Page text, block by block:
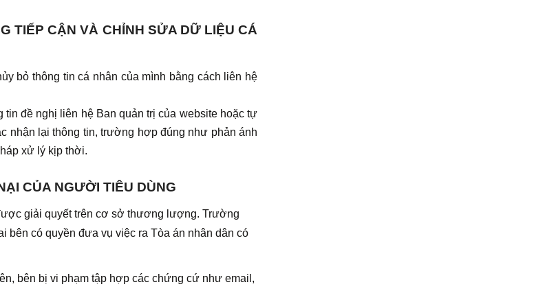
TIẾP CẬN VÀ CHỈNH SỬA DỮ LIỆU CÁ
bỏ thông tin cá nhân của mình bằng cách liên hệ
đề nghị liên hệ Ban quản trị của website hoặc tự
nhận lại thông tin, trường hợp đúng như phản ánh
xử lý kịp thời.
CỦA NGƯỜI TIÊU DÙNG
giải quyết trên cơ sở thương lượng. Trường
bên có quyền đưa vụ việc ra Tòa án nhân dân có
bên bị vi phạm tập hợp các chứng cứ như email,